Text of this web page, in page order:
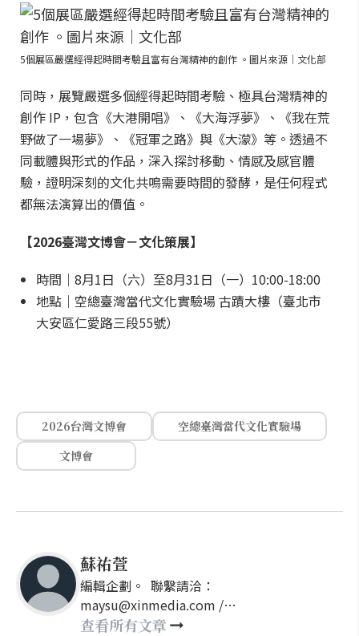
5個展區嚴選經得起時間考驗且富有台灣精神的創作 。圖片來源｜文化部
同時，展覽嚴選多個經得起時間考驗、極具台灣精神的
創作 IP，包含《大港開唱》、《大海浮夢》、《我在荒
野做了一場夢》、《冠軍之路》與《大濛》等。透過不
同載體與形式的作品，深入探討移動、情感及感官體
驗，證明深刻的文化共鳴需要時間的發酵，是任何程式
都無法演算出的價值。
【2026臺灣文博會－文化策展】
時間｜8月1日（六）至8月31日（一）10:00-18:00
地點｜空總臺灣當代文化實驗場 古蹟大樓（臺北市
大安區仁愛路三段55號）
2026台灣文博會
空總臺灣當代文化實驗場
文博會
蘇祐萱
編輯企劃。 聯繫請洽：
maysu@xinmedia.com /
may860527@gmail.com
查看所有文章